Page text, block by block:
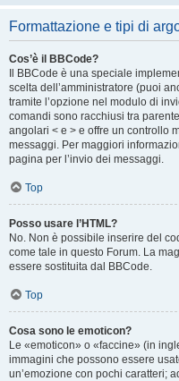
Formattazione e tipi di
Cos’è il BBCode?
Il BBCode è una speciale
scelta dell’amministratore (puoi
tramite l’opzione nel modulo di
comandi sono racchiusi tra
angolari < e > e offre un controllo
messaggi. Per maggiori
pagina per l’invio dei messaggi.
Top
Posso usare l’HTML?
No. Non è possibile inserire del
come tale in questo Forum. La
essere sostituita dal BBCode.
Top
Cosa sono le emoticon?
Le «emoticon» o «faccine» (in
immagini che possono essere
un’emozione con pochi caratteri;